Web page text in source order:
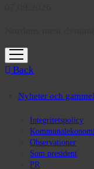
open
menu
Back
Nyheter och
Integritetspolicy
Observationer
Som president
PR